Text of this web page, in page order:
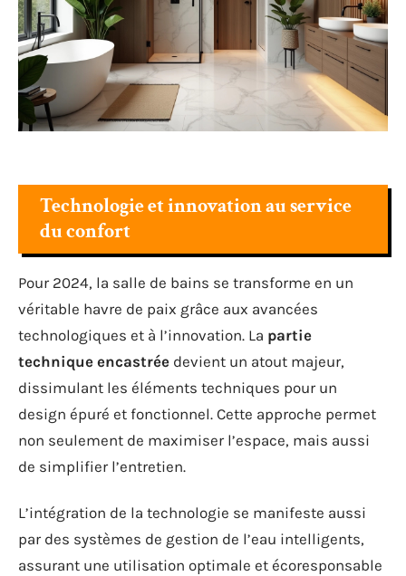
Technologie et innovation au service
du confort
Pour 2024, la salle de bains se transforme en un
véritable havre de paix grâce aux avancées
technologiques et à l’innovation. La partie
technique encastrée devient un atout majeur,
dissimulant les éléments techniques pour un
design épuré et fonctionnel. Cette approche permet
non seulement de maximiser l’espace, mais aussi
de simplifier l’entretien.
L’intégration de la technologie se manifeste aussi
par des systèmes de gestion de l’eau intelligents,
assurant une utilisation optimale et écoresponsable